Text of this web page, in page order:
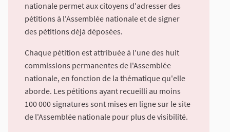
nationale permet aux citoyens d'adresser des
pétitions à l'Assemblée nationale et de signer
des pétitions déjà déposées.
Chaque pétition est attribuée à l'une des huit
commissions permanentes de l'Assemblée
nationale, en fonction de la thématique qu'elle
aborde. Les pétitions ayant recueilli au moins
100 000 signatures sont mises en ligne sur le site
de l'Assemblée nationale pour plus de visibilité.